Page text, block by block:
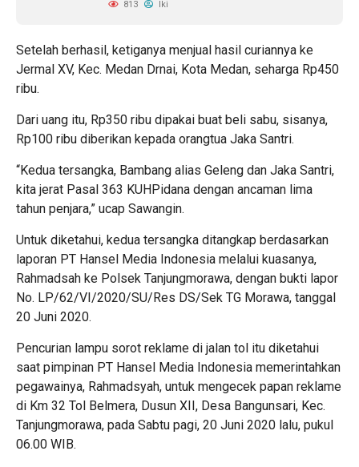
813 Iki
Setelah berhasil, ketiganya menjual hasil curiannya ke
Jermal XV, Kec. Medan Drnai, Kota Medan, seharga Rp450
ribu.
Dari uang itu, Rp350 ribu dipakai buat beli sabu, sisanya,
Rp100 ribu diberikan kepada orangtua Jaka Santri.
“Kedua tersangka, Bambang alias Geleng dan Jaka Santri,
kita jerat Pasal 363 KUHPidana dengan ancaman lima
tahun penjara,” ucap Sawangin.
Untuk diketahui, kedua tersangka ditangkap berdasarkan
laporan PT Hansel Media Indonesia melalui kuasanya,
Rahmadsah ke Polsek Tanjungmorawa, dengan bukti lapor
No. LP/62/VI/2020/SU/Res DS/Sek TG Morawa, tanggal
20 Juni 2020.
Pencurian lampu sorot reklame di jalan tol itu diketahui
saat pimpinan PT Hansel Media Indonesia memerintahkan
pegawainya, Rahmadsyah, untuk mengecek papan reklame
di Km 32 Tol Belmera, Dusun XII, Desa Bangunsari, Kec.
Tanjungmorawa, pada Sabtu pagi, 20 Juni 2020 lalu, pukul
06.00 WIB.